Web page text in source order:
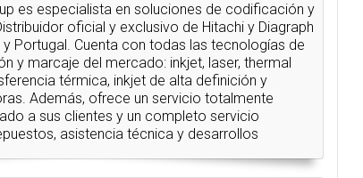
es especialista en soluciones de codificación y
oficial y exclusivo de Hitachi y Diagraph
y Portugal. Cuenta con todas las tecnologías de
y marcaje del mercado: inkjet, laser, thermal
térmica, inkjet de alta definición y
Además, ofrece un servicio totalmente
a sus clientes y un completo servicio
asistencia técnica y desarrollos